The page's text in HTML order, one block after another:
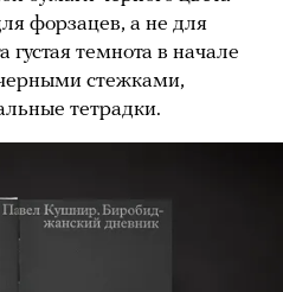
форзацев, а не для
густая темнота в начале
стежками,
тетрадки.